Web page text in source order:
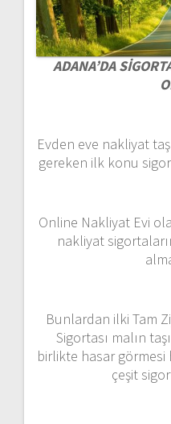
ADANA’DA
Evden eve nakliyat
gereken ilk konu
Online Nakliyat Evi
nakliyat
Bunlardan ilki Tam
Sigortası malın
birlikte hasar
çeşit